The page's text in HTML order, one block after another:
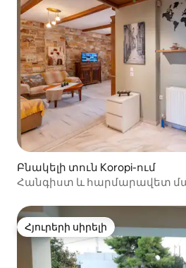
Բնակելի տուն Koropi-ում
Հանգիստ և հարմարավետ
Հյուրերի սիրելի
Հյուրերի սիրելի